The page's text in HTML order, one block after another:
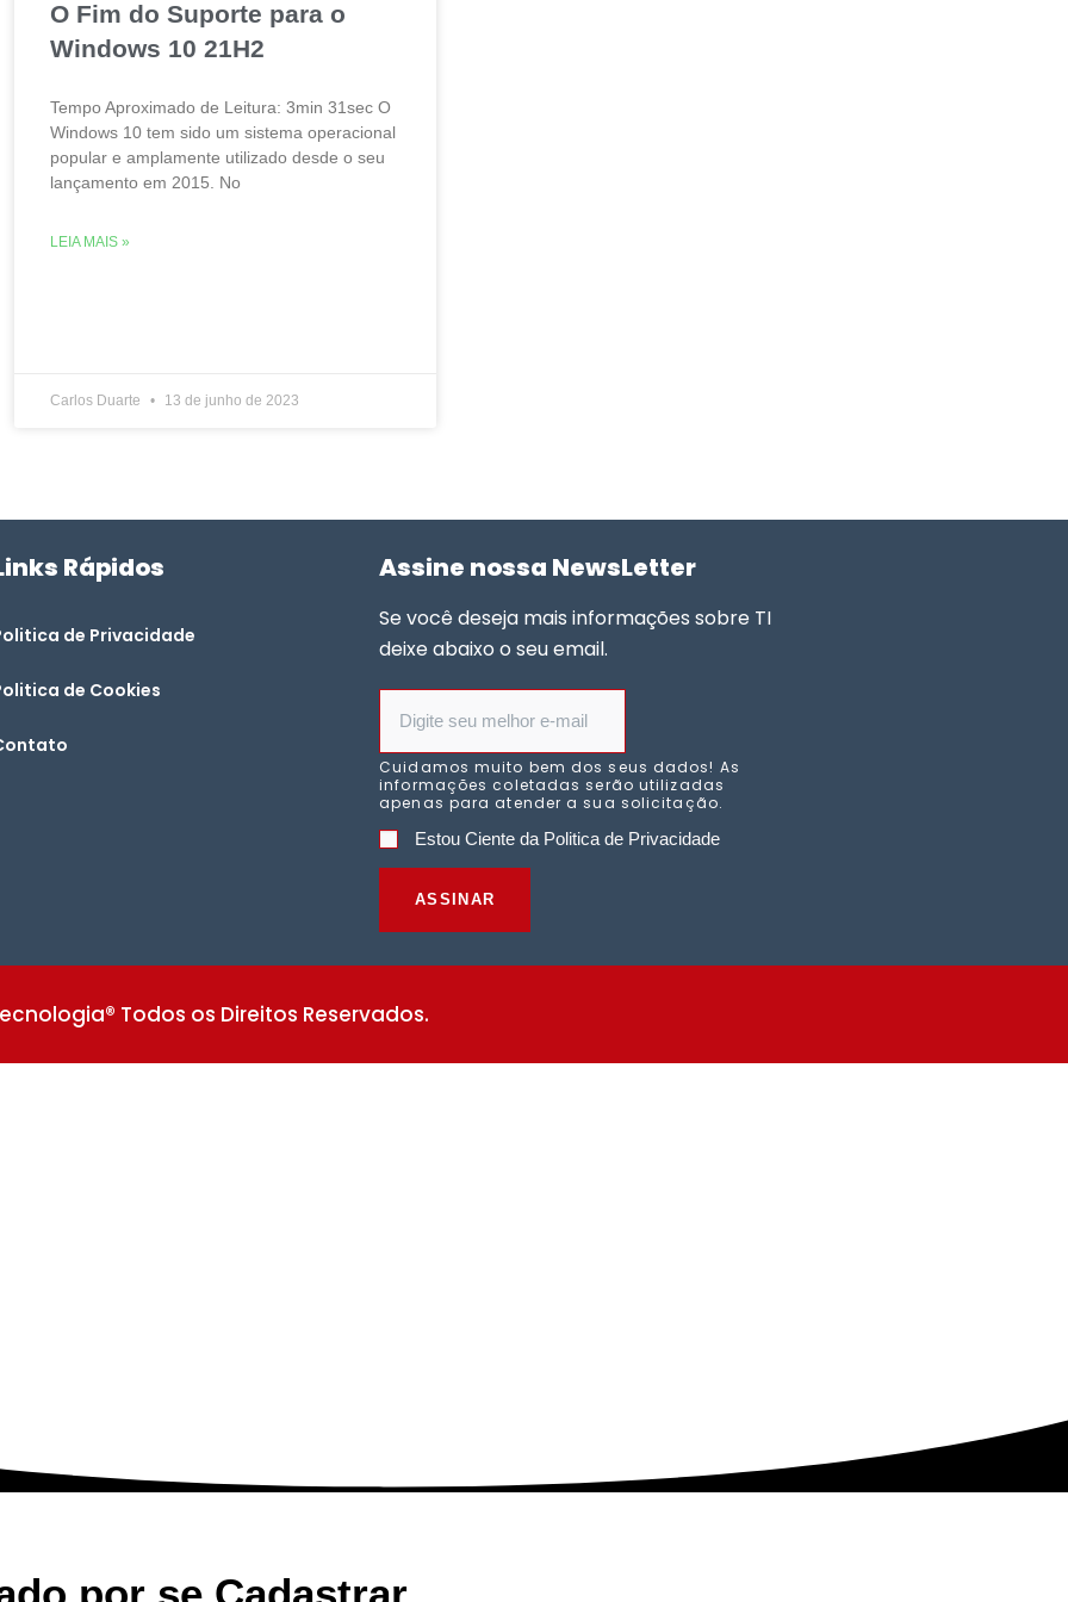
O Fim do Suporte para o
Windows 10 21H2
Tempo Aproximado de Leitura: 3min 31sec O
Windows 10 tem sido um sistema operacional
popular e amplamente utilizado desde o seu
lançamento em 2015. No
LEIA MAIS »
Carlos Duarte 13 de junho de 2023
Rápidos
de Privacidade
de Cookies
Assine nossa NewsLetter
Se você deseja mais informações sobre TI
deixe abaixo o seu email.
Cuidamos muito bem dos seus dados! As
informações coletadas serão utilizadas
apenas para atender a sua solicitação.
Estou Ciente da Politica de Privacidade
ASSINAR
Todos os Direitos Reservados.